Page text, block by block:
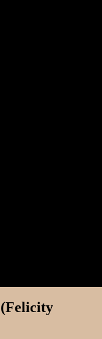
(Felicity